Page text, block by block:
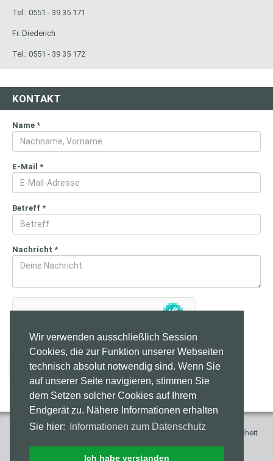
Wir verwenden ausschließlich Session
Cookies, die zur Funktion unserer Webseiten
technisch absolut notwendig sind. Wenn Sie
auf unserer Seite navigieren, stimmen Sie
dem Setzen solcher Cookies auf Ihrem
Endgerät zu. Nähere Informationen erhalten
Sie hier:
Informationen zum Datenschutz
Ich habe verstanden
Tel.: 0551 - 39 35 171
Fr. Diederich
Tel.: 0551 - 39 35 172
KONTAKT
Name *
E-Mail *
Betreff *
Nachricht *
Nachricht senden
Impressum Presse Kontakt Datenschutz Barrierefreiheit
Studierendenwerk Göttingen im Web